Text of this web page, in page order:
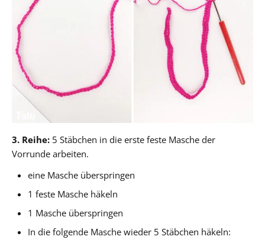
3. Reihe: 5 Stäbchen in die erste feste Masche der
Vorrunde arbeiten.
eine Masche überspringen
1 feste Masche häkeln
1 Masche überspringen
In die folgende Masche wieder 5 Stäbchen häkeln: